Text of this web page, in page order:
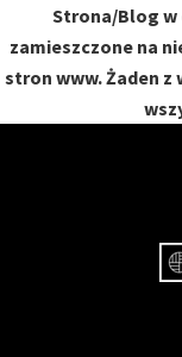
Strona/Blog w
zamieszczone na
stron www. Żaden